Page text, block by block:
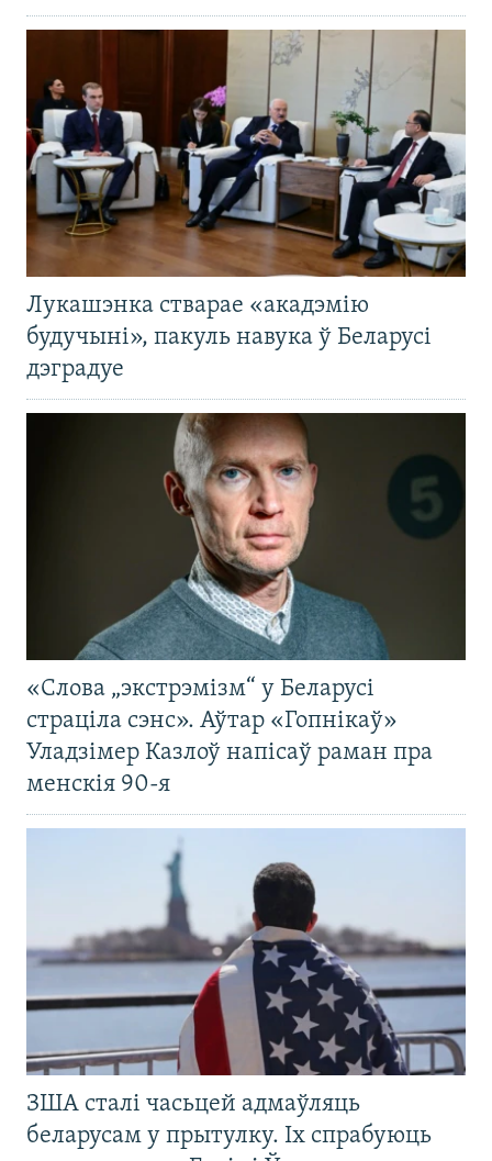
Лукашэнка стварае «акадэмію
будучыні», пакуль навука ў Беларусі
дэградуе
«Слова „экстрэмізм“ у Беларусі
страціла сэнс». Аўтар «Гопнікаў»
Уладзімер Казлоў напісаў раман пра
менскія 90-я
ЗША сталі часьцей адмаўляць
беларусам у прытулку. Іх спрабуюць